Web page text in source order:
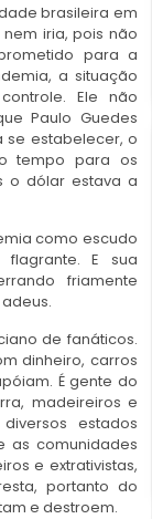
brasileira em
iria, pois não
para a
a situação
Ele não
Paulo Guedes
se estabelecer, o
tempo para os
o dólar estava a
como escudo
E sua
friamente
de fanáticos.
dinheiro, carros
É gente do
madeireiros e
estados
as comunidades
e extrativistas,
portanto do
e destroem.